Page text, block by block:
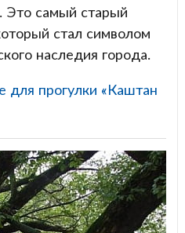
Это самый старый
стал символом
наследия города.
для прогулки «Каштан